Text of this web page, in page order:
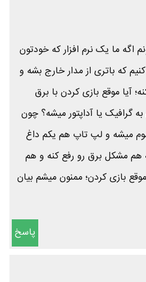
اگه ما یک نرم افزار که خودتون
که باتری از مدار خارج بشه و
آیا موقع بازی کردن با برق
گرافیک یا آداپتور میشه؟ چون
میشه و لپ تاپ هم یکم داغ
مشکل برق رو رفع کنه و هم
بازی کردن؛ ممنون میشم بیان
پاسخ